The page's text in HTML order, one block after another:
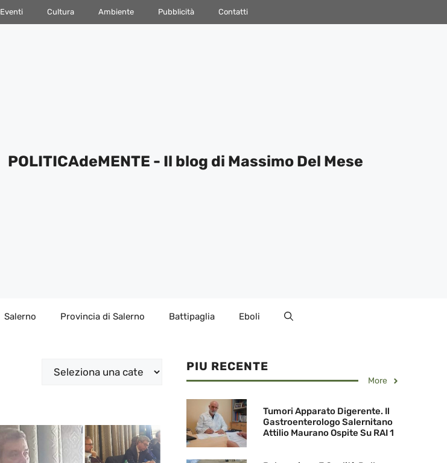
Eventi Cultura Ambiente Pubblicità Contatti
POLITICAdeMENTE - Il blog di Massimo Del Mese
Salerno Provincia di Salerno Battipaglia Eboli
Categorie PIU RECENTE
More
Tumori Apparato Digerente. Il
Gastroenterologo Salernitano
Attilio Maurano Ospite Su RAI 1